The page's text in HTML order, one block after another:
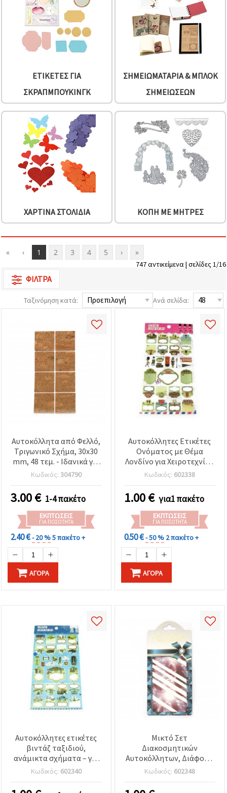
ΕΤΙΚΈΤΕΣ ΓΙΑ
ΣΚΡΑΠΜΠΟΎΚΙΝΓΚ
ΣΗΜΕΙΩΜΑΤΆΡΙΑ & ΜΠΛΟΚ
ΣΗΜΕΙΏΣΕΩΝ
ΧΆΡΤΙΝΑ ΣΤΟΛΊΔΙΑ ΚΟΠΉ ΜΕ ΜΉΤΡΕΣ
« ‹ 1 2 3 4 5 › »
747 αντικείμενα | σελίδες 1/16
ΦΊΛΤΡΑ
Ταξινόμηση κατά: Ανά σελίδα:
Αυτοκόλλητα από Φελλό,
Τριγωνικό Σχήμα, 30x30
mm, 48 τεμ. - Ιδανικά για
Scrapbooking, DIY
Χειροτεχνίες και
Διακόσμηση
Κωδικός: 304790
3.00€ 1-4 πακέτο
ΕΚΠΤΏΣΕΙΣ
ΓΙΑ ΠΟΣΌΤΗΤΑ
2.40 €- 20 %5 πακέτο +
ΑΓΟΡΆ
Αυτοκόλλητες Ετικέτες
Ονόματος με Θέμα
Λονδίνο για Χειροτεχνίες,
Μικτά Σχήματα
Κωδικός: 602338
1.00€ για1 πακέτο
ΕΚΠΤΏΣΕΙΣ
ΓΙΑ ΠΟΣΌΤΗΤΑ
0.50 €- 50 % 2 πακέτο +
ΑΓΟΡΆ
Αυτοκόλλητες ετικέτες
βιντάζ ταξιδιού,
ανάμικτα σχήματα – για
scrapbooking &
χειροτεχνίες
Κωδικός: 602340
Μικτό Σετ
Διακοσμητικών
Αυτοκόλλητων, Διάφορα
Σχέδια για Χειροτεχνίες &
Ντεκουπάζ
Κωδικός: 602348